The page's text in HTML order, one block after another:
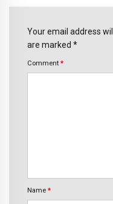
Your email address
are marked *
Comment *
Name *